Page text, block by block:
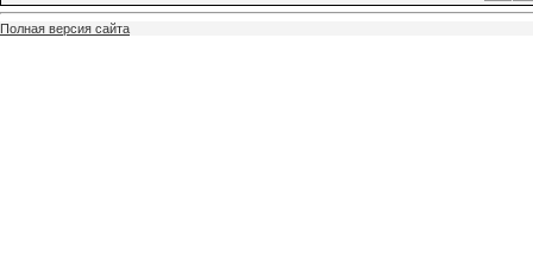
Полная версия сайта